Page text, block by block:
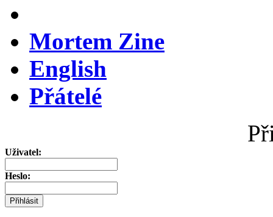
Mortem Zine
English
Přátelé
Uživatel:
Heslo: